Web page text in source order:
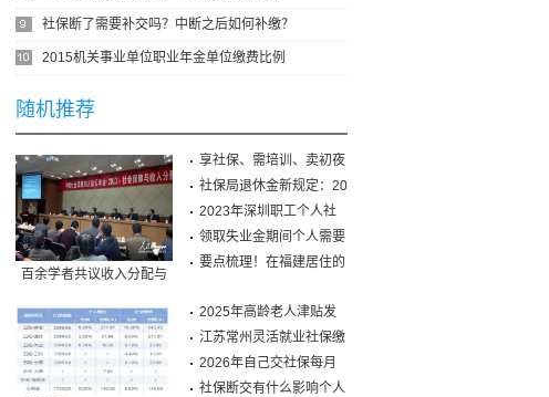
社保断了需要补交吗？中断之后如何补缴？
2015机关事业单位职业年金单位缴费比例
随机推荐
百余学者共议收入分配与
享社保、需培训、卖初夜
社保局退休金新规定：20
2023年深圳职工个人社
保领取失业金期间个人需要
要点梳理！在福建居住的
2025年高龄老人津贴发
放江苏常州灵活就业社保缴
2026年自己交社保每月
需社保断交有什么影响个人